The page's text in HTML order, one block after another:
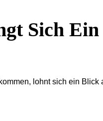
Sich Ein
lohnt sich ein Blick